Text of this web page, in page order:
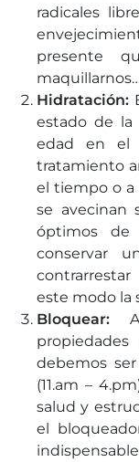
radicales
presente
Hidratación:
estado de
edad en el
tratamiento
el tiempo o a
se avecinan
óptimos de
conservar
este modo la
Bloquear:
debemos
(11.am –
salud y
el